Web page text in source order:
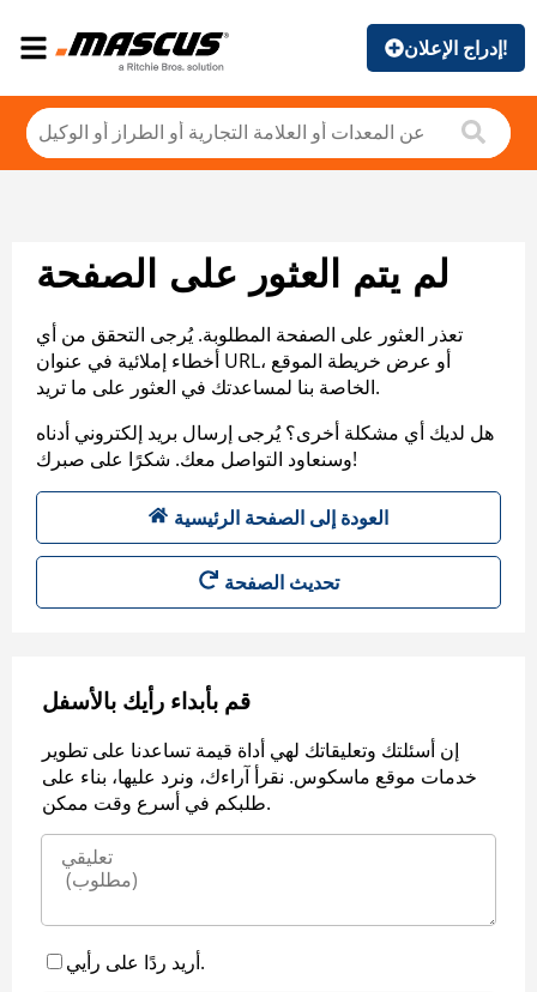
إدراج الإعلان!
لم يتم العثور على الصفحة
تعذر العثور على الصفحة المطلوبة. يُرجى التحقق من أي
أخطاء إملائية في عنوان URL، أو عرض خريطة الموقع
الخاصة بنا لمساعدتك في العثور على ما تريد.
هل لديك أي مشكلة أخرى؟ يُرجى إرسال بريد إلكتروني أدناه
وسنعاود التواصل معك. شكرًا على صبرك!
العودة إلى الصفحة الرئيسية
تحديث الصفحة
قم بأبداء رأيك بالأسفل
إن أسئلتك وتعليقاتك لهي أداة قيمة تساعدنا على تطوير
خدمات موقع ماسكوس. نقرأ آراءك، ونرد عليها، بناء على
طلبكم في أسرع وقت ممكن.
أريد ردًا على رأيي.